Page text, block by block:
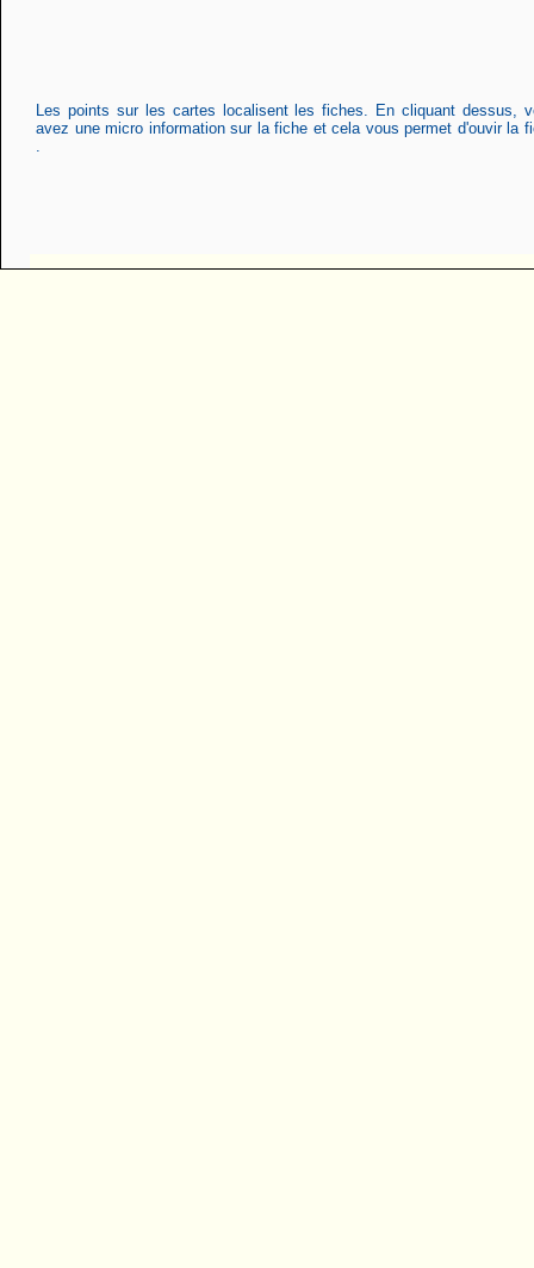
Les points sur les cartes localisent les fiches. En cliquant dessus,
avez une micro information sur la fiche et cela vous permet d'ouvir la
.